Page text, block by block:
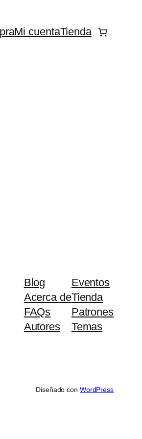
Mi cuentaTienda
Blog
Acerca de
FAQs
Autores
Eventos
Tienda
Patrones
Temas
Diseñado con WordPress